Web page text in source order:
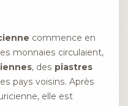
commence en
monnaies circulaient,
, des piastres
pays voisins. Après
elle est